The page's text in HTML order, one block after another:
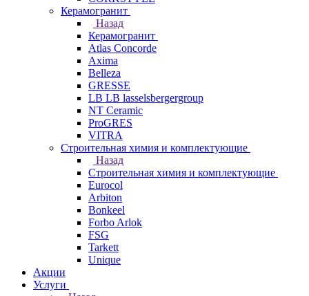
Керамогранит
Назад
Керамогранит
Atlas Concorde
Axima
Belleza
GRESSE
LB LB lasselsbergergroup
NT Ceramic
ProGRES
VITRA
Строительная химия и комплектующие
Назад
Строительная химия и комплектующие
Eurocol
Arbiton
Bonkeel
Forbo Arlok
FSG
Tarkett
Unique
Акции
Услуги